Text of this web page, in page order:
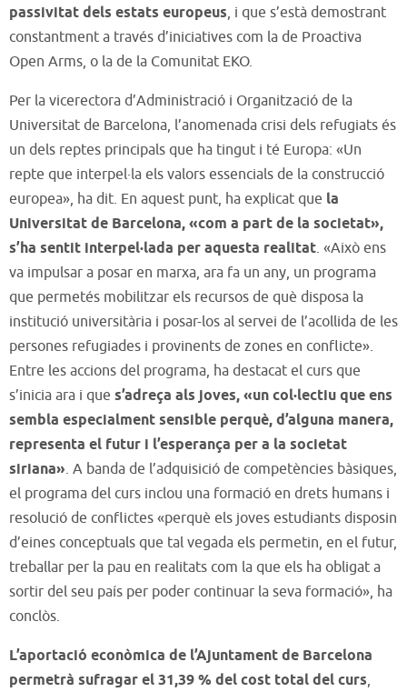
passivitat dels estats europeus, i que s’està demostrant
constantment a través d’iniciatives com la de Proactiva
Open Arms, o la de la Comunitat EKO.
Per la vicerectora d’Administració i Organització de la
Universitat de Barcelona, l’anomenada crisi dels refugiats és
un dels reptes principals que ha tingut i té Europa: «Un
repte que interpel·la els valors essencials de la construcció
europea», ha dit. En aquest punt, ha explicat que la
Universitat de Barcelona, «com a part de la societat»,
s’ha sentit interpel·lada per aquesta realitat. «Això ens
va impulsar a posar en marxa, ara fa un any, un programa
que permetés mobilitzar els recursos de què disposa la
institució universitària i posar-los al servei de l’acollida de les
persones refugiades i provinents de zones en conflicte».
Entre les accions del programa, ha destacat el curs que
s’inicia ara i que s’adreça als joves, «un col·lectiu que ens
sembla especialment sensible perquè, d’alguna manera,
representa el futur i l’esperança per a la societat
siriana». A banda de l’adquisició de competències bàsiques,
el programa del curs inclou una formació en drets humans i
resolució de conflictes «perquè els joves estudiants disposin
d’eines conceptuals que tal vegada els permetin, en el futur,
treballar per la pau en realitats com la que els ha obligat a
sortir del seu país per poder continuar la seva formació», ha
conclòs.
L’aportació econòmica de l’Ajuntament de Barcelona
permetrà sufragar el 31,39 % del cost total del curs,